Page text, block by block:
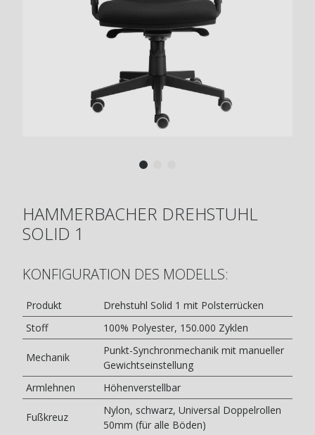
HAMMERBACHER DREHSTUHL
SOLID 1
KONFIGURATION DES MODELLS:
Produkt
Drehstuhl Solid 1 mit Polsterrücken
Stoff
100% Polyester, 150.000 Zyklen
Mechanik
Punkt-Synchronmechanik mit manueller
Gewichtseinstellung
Armlehnen
Höhenverstellbar
Fußkreuz
Nylon, schwarz, Universal Doppelrollen
50mm (für alle Böden)